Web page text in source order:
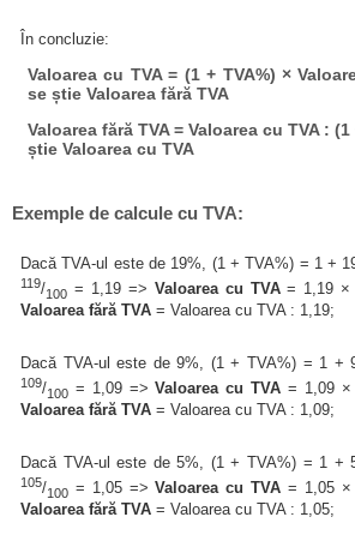
În concluzie:
Valoarea cu TVA = (1 + TVA%) ×
se știe Valoarea fără TVA
Valoarea fără TVA = Valoarea cu TVA :
știe Valoarea cu TVA
Exemple de calcule cu TVA:
Dacă TVA-ul este de 19%, (1 + TVA%) = 1 +
119/100 = 1,19 => Valoarea cu TVA= 1,19 ×
Valoarea fără TVA = Valoarea cu TVA : 1,19;
Dacă TVA-ul este de 9%, (1 + TVA%) = 1
109/100 = 1,09 =>Valoarea cu TVA = 1,09 ×
Valoarea fără TVA = Valoarea cu TVA : 1,09;
Dacă TVA-ul este de 5%, (1 + TVA%) = 1
105/100 = 1,05 =>Valoarea cu TVA = 1,05 ×
Valoarea fără TVA = Valoarea cu TVA : 1,05;